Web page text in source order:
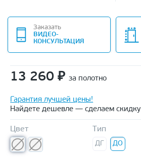
Заказать
ВИДЕО-
КОНСУЛЬТАЦИЯ
13 260 ₽ за полотно
Гарантия лучшей цены!
Найдете дешевле — сделаем скидку
Цвет Тип
ДГ ДО